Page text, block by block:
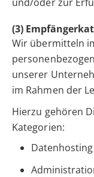
(3)
Wir übermitteln
unserer
im Rahmen der
Hierzu gehören
Kategorien: